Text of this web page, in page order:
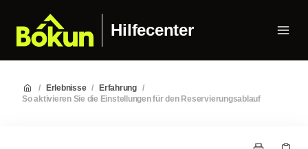
Hilfecenter
/ Erlebnisse / Erfahrung /
So aktivieren Sie die Einstellungen für den Reservierungsablauf